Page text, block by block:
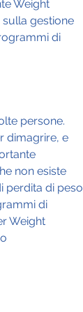
Weight
gestione
di
persone.
dimagrire, e
non esiste
perdita di peso
di
Weight